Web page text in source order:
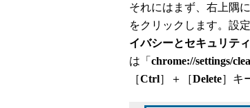
それにはまず、右上隅
をクリックします。設
イバシーとセキュリティ
は「 chrome://settings/
［Ctrl］＋［Delete］キ